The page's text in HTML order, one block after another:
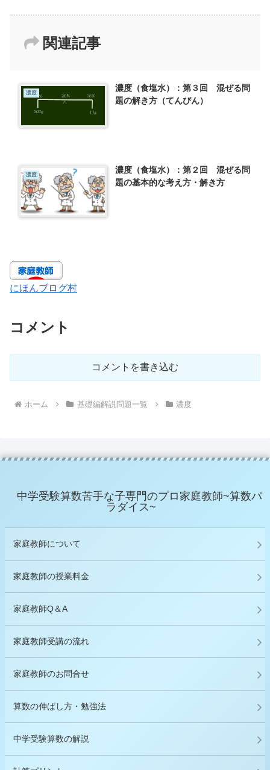
関連記事
濃度
濃度（食塩水）：第３回 混ぜる問
題の解き方（てんびん）
濃度
濃度（食塩水）：第２回 混ぜる問
題の基本的な考え方・解き方
にほんブログ村
コメント
コメントを書き込む
ホーム 基礎編解説問題一覧 濃度
中学受験算数苦手な子専門のプロ家庭教師~算数パ
ラダイス~
家庭教師について
家庭教師の授業料金
家庭教師Q＆A
家庭教師受講の流れ
家庭教師のお問合せ
算数の伸ばし方・勉強法
中学受験算数の解説